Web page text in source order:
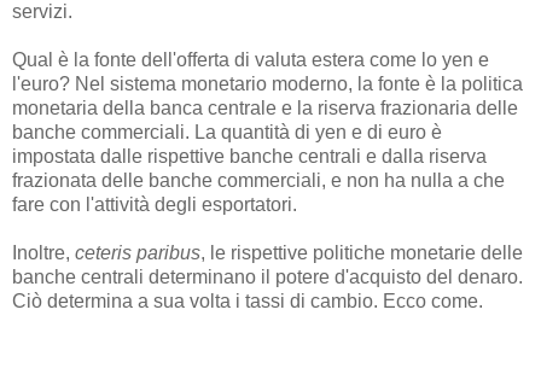
servizi.
Qual è la fonte dell'offerta di valuta estera come lo yen e
l'euro? Nel sistema monetario moderno, la fonte è la politica
monetaria della banca centrale e la riserva frazionaria delle
banche commerciali. La quantità di yen e di euro è
impostata dalle rispettive banche centrali e dalla riserva
frazionata delle banche commerciali, e non ha nulla a che
fare con l'attività degli esportatori.
Inoltre, ceteris paribus, le rispettive politiche monetarie delle
banche centrali determinano il potere d'acquisto del denaro.
Ciò determina a sua volta i tassi di cambio. Ecco come.